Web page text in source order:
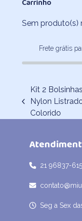
Carrinho
Sem produto(s)
Frete grátis
previous
post:
Kit 2
Nylon
Colorido
21 96837-
Seg a Sex